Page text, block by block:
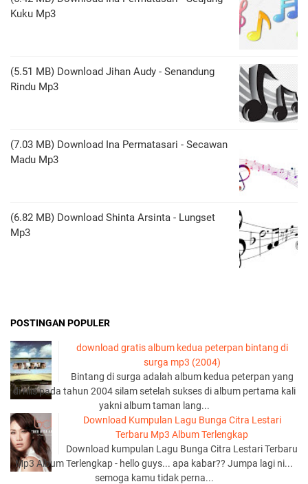
Kuku Mp3
(5.51 MB) Download Jihan Audy - Senandung
Rindu Mp3
(7.03 MB) Download Ina Permatasari - Secawan
Madu Mp3
(6.82 MB) Download Shinta Arsinta - Lungset
Mp3
POSTINGAN POPULER
download gratis album kedua peterpan bintang di
surga mp3 (2004)
Bintang di surga adalah album kedua peterpan yang
di rilis pada tahun 2004 silam setelah sukses di album pertama kali
yakni album taman lang...
Download Kumpulan Lagu Bunga Citra Lestari
Terbaru Mp3 Album Terlengkap
Download kumpulan Lagu Bunga Citra Lestari Terbaru
Mp3 Album Terlengkap - hello guys... apa kabar?? Jumpa lagi ni...
semoga kamu tidak perna...